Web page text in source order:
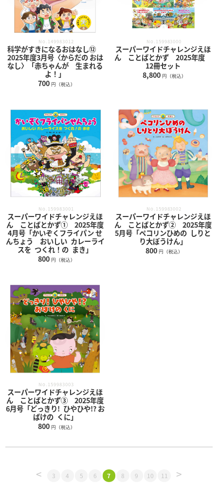
No.149983012
科学がすきになるおはなし⑫
2025年度3月号〈からだの おは
なし〉「赤ちゃんが 生まれる
よ！」
700 円（税込）
No.159983000
スーパーワイドチャレンジえほ
ん ことばとかず 2025年度
12冊セット
8,800 円（税込）
No.159983001
スーパーワイドチャレンジえほ
ん ことばとかず① 2025年度
4月号「かいぞくフライパン せ
んちょう おいしい カレーライ
スを つくれ！の まき」
800 円（税込）
No.159983002
スーパーワイドチャレンジえほ
ん ことばとかず② 2025年度
5月号「ペコリンひめの しりと
り大ぼうけん」
800 円（税込）
No.159983003
スーパーワイドチャレンジえほ
ん ことばとかず③ 2025年度
6月号「どっきり! ひやひや!? お
ばけの くに」
800 円（税込）
< 3 4 5 6 7 8 9 10 11 >